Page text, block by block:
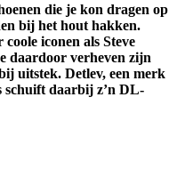
die je kon dragen op
bij het hout hakken.
iconen als Steve
daardoor verheven zijn
uitstek. Detlev, een merk
schuift daarbij z’n DL-